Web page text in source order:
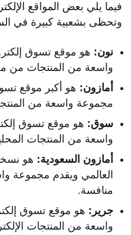
فيما يلي بعض المواقع
وتحظى بشعبية كبيرة في
نون: هو موقع تسوق
واسعة من المنتجات من
أمازون: هو أكبر موقع
مجموعة واسعة من
سوق: هو موقع تسوق
واسعة من المنتجات
أمازون السعودية: هو
العالمي ويقدم مجموعة
منافسة.
جرير: هو موقع تسوق
واسعة من المنتجات